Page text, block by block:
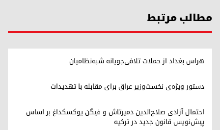
مطالب مرتبط
هراس بغداد از حملات تلافی‌جویانه شبه‌نظامیان
دستور ویژه‌ی نخست‌وزیر عراق برای مقابله با تهدیدات
احتمال آزادی صلاح‌الدین دمیرتاش و فیگن یوکسکداغ بر اساس
پیش‌نویس قانون جدید در ترکیه